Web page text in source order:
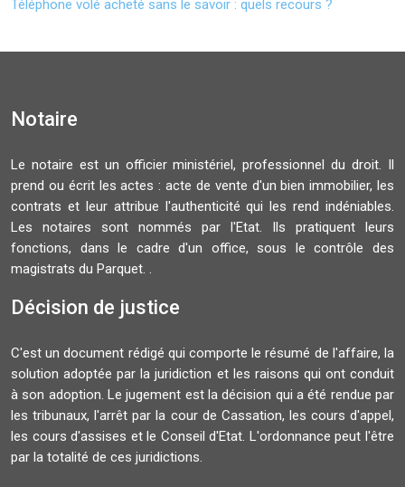
Téléphone volé acheté sans le savoir : quels recours ?
Notaire
Le notaire est un officier ministériel, professionnel du droit. Il
prend ou écrit les actes : acte de vente d'un bien immobilier, les
contrats et leur attribue l'authenticité qui les rend indéniables.
Les notaires sont nommés par l'Etat. Ils pratiquent leurs
fonctions, dans le cadre d'un office, sous le contrôle des
magistrats du Parquet. .
Décision de justice
C'est un document rédigé qui comporte le résumé de l'affaire, la
solution adoptée par la juridiction et les raisons qui ont conduit
à son adoption. Le jugement est la décision qui a été rendue par
les tribunaux, l'arrêt par la cour de Cassation, les cours d'appel,
les cours d'assises et le Conseil d'Etat. L'ordonnance peut l'être
par la totalité de ces juridictions.